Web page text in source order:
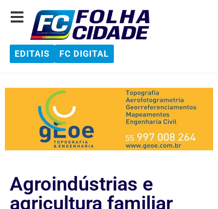
EDITAIS FC DIGITAL
Agroindústrias e
agricultura familiar